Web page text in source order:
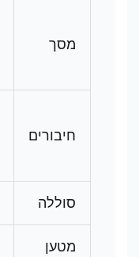
מסך
חיבורים
סוללה
מטען